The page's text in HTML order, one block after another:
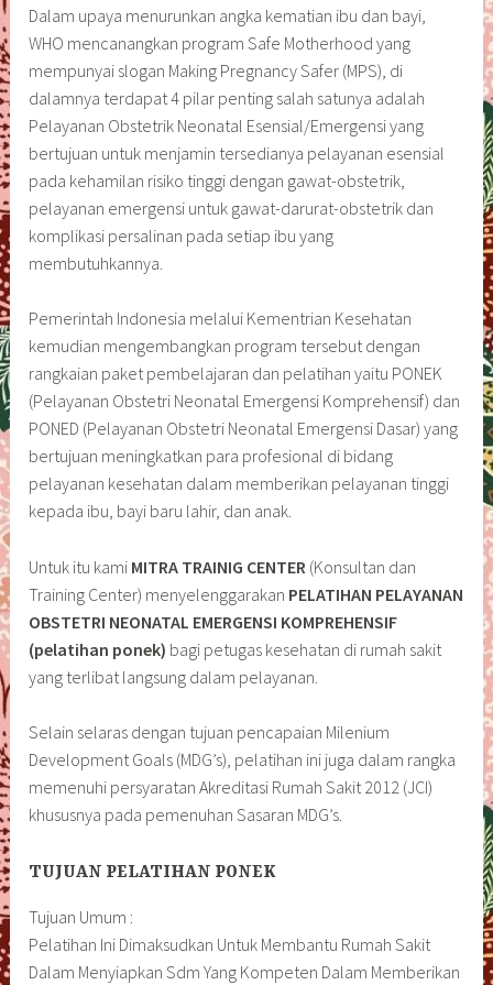
Dalam upaya menurunkan angka kematian ibu dan bayi,
WHO mencanangkan program Safe Motherhood yang
mempunyai slogan Making Pregnancy Safer (MPS), di
dalamnya terdapat 4 pilar penting salah satunya adalah
Pelayanan Obstetrik Neonatal Esensial/Emergensi yang
bertujuan untuk menjamin tersedianya pelayanan esensial
pada kehamilan risiko tinggi dengan gawat-obstetrik,
pelayanan emergensi untuk gawat-darurat-obstetrik dan
komplikasi persalinan pada setiap ibu yang
membutuhkannya.
Pemerintah Indonesia melalui Kementrian Kesehatan
kemudian mengembangkan program tersebut dengan
rangkaian paket pembelajaran dan pelatihan yaitu PONEK
(Pelayanan Obstetri Neonatal Emergensi Komprehensif) dan
PONED (Pelayanan Obstetri Neonatal Emergensi Dasar) yang
bertujuan meningkatkan para profesional di bidang
pelayanan kesehatan dalam memberikan pelayanan tinggi
kepada ibu, bayi baru lahir, dan anak.
Untuk itu kami MITRA TRAINIG CENTER (Konsultan dan
Training Center) menyelenggarakan PELATIHAN PELAYANAN
OBSTETRI NEONATAL EMERGENSI KOMPREHENSIF
(pelatihan ponek) bagi petugas kesehatan di rumah sakit
yang terlibat langsung dalam pelayanan.
Selain selaras dengan tujuan pencapaian Milenium
Development Goals (MDG’s), pelatihan ini juga dalam rangka
memenuhi persyaratan Akreditasi Rumah Sakit 2012 (JCI)
khususnya pada pemenuhan Sasaran MDG’s.
TUJUAN PELATIHAN PONEK
Tujuan Umum :
Pelatihan Ini Dimaksudkan Untuk Membantu Rumah Sakit
Dalam Menyiapkan Sdm Yang Kompeten Dalam Memberikan